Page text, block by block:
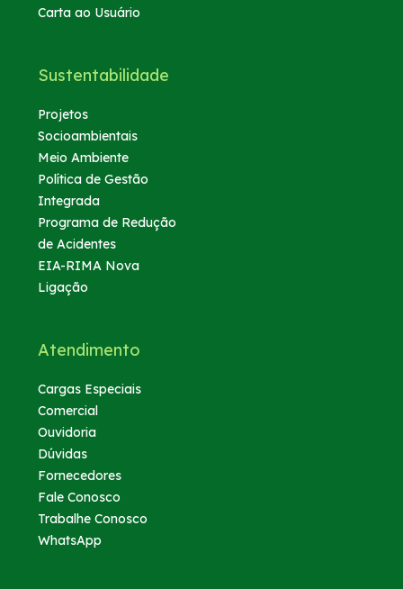
Carta ao Usuário
Sustentabilidade
Projetos
Socioambientais
Meio Ambiente
Política de Gestão
Integrada
Programa de Redução
de Acidentes
EIA-RIMA Nova
Ligação
Atendimento
Cargas Especiais
Comercial
Ouvidoria
Dúvidas
Fornecedores
Fale Conosco
Trabalhe Conosco
WhatsApp